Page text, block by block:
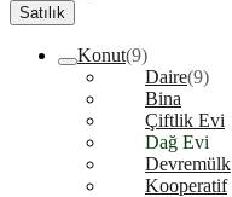
Satılık
Konut(9)
Daire(9)
Bina
Çiftlik Evi
Dağ Evi
Devremülk
Kooperatif